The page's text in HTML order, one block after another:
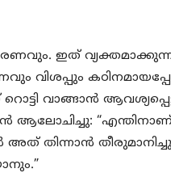
ഇത്
വിശപ്പും
വാങ്ങാൻ
ആലോചിച്ചു: “എന്തിനാണ്
അത് തിന്നാൻ